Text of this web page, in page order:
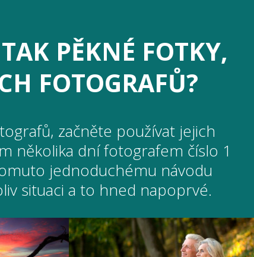
PĚKNÉ FOTKY,
FOTOGRAFŮ?
začněte používat jejich
několika dní fotografem číslo 1
jednoduchému návodu
situaci a to hned napoprvé.